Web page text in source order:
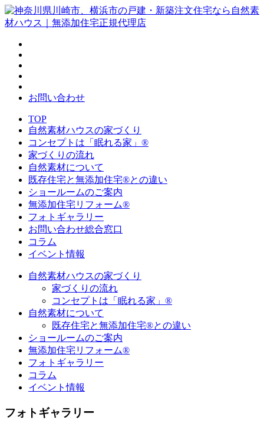
お問い合わせ
TOP
自然素材ハウスの家づくり
コンセプトは「眠れる家」®
家づくりの流れ
自然素材について
既存住宅と無添加住宅®との違い
ショールームのご案内
無添加住宅リフォーム®
フォトギャラリー
お問い合わせ総合窓口
コラム
イベント情報
自然素材ハウスの家づくり
家づくりの流れ
コンセプトは「眠れる家」®
自然素材について
既存住宅と無添加住宅®との違い
ショールームのご案内
無添加住宅リフォーム®
フォトギャラリー
コラム
イベント情報
フォトギャラリー